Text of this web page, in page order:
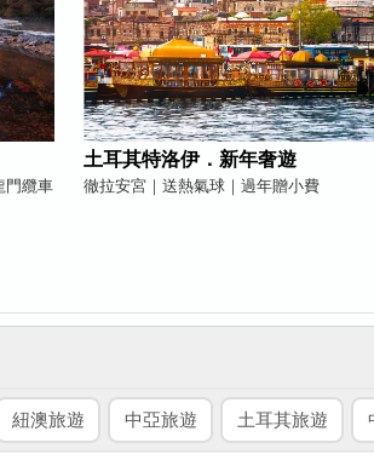
門纜車
土耳其特洛伊．新年奢遊
徹拉安宮｜送熱氣球｜過年贈小費
紐澳旅遊 中亞旅遊 土耳其旅遊